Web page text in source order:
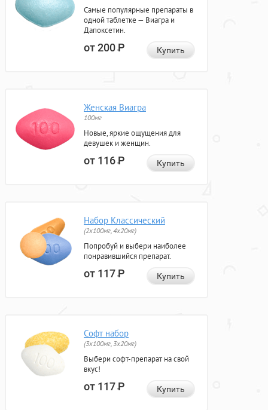
Самые популярные препараты в
одной таблетке — Виагра и
Дапоксетин.
от 200Р Купить
Женская Виагра
100мг
Новые, яркие ощущения для
девушек и женщин.
от 116Р Купить
Набор Классический
(2x100мг, 4x20мг)
Попробуй и выбери наиболее
понравившийся препарат.
от 117Р Купить
Софт набор
(3x100мг, 3x20мг)
Выбери софт-препарат на свой
вкус!
от 117Р Купить